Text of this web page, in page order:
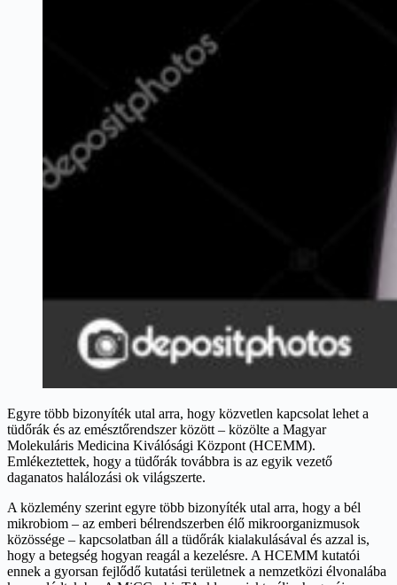
Egyre több bizonyíték utal arra, hogy közvetlen kapcsolat lehet a
tüdőrák és az emésztőrendszer között – közölte a Magyar
Molekuláris Medicina Kiválósági Központ (HCEMM).
Emlékeztettek, hogy a tüdőrák továbbra is az egyik vezető
daganatos halálozási ok világszerte.
A közlemény szerint egyre több bizonyíték utal arra, hogy a bél
mikrobiom – az emberi bélrendszerben élő mikroorganizmusok
közössége – kapcsolatban áll a tüdőrák kialakulásával és azzal is,
hogy a betegség hogyan reagál a kezelésre. A HCEMM kutatói
ennek a gyorsan fejlődő kutatási területnek a nemzetközi élvonalába